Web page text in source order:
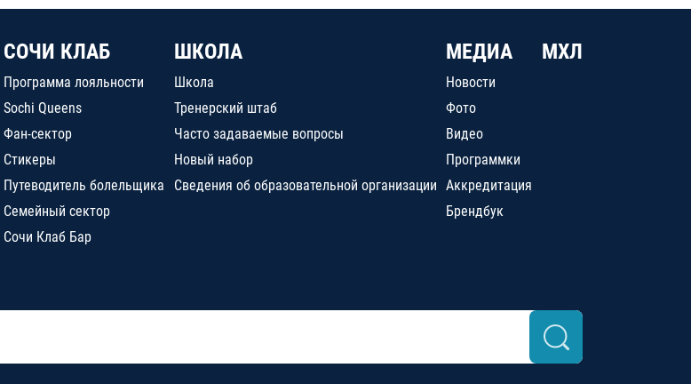
СОЧИ КЛАБ
Программа лояльности
Sochi Queens
Фан-сектор
Стикеры
Путеводитель болельщика
Семейный сектор
Сочи Клаб Бар
ШКОЛА
Школа
Тренерский штаб
Часто задаваемые вопросы
Новый набор
Сведения об образовательной организации
МЕДИА
Новости
Фото
Видео
Программки
Аккредитация
Брендбук
МХЛ